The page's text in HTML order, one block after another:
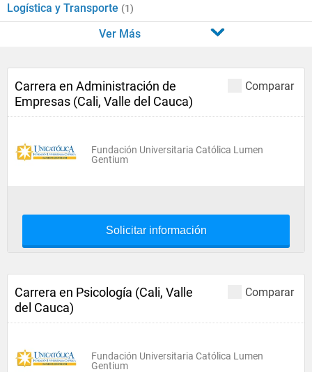
Logística y Transporte (1)
Ver Más
Comparar
Carrera en Administración de
Empresas (Cali, Valle del Cauca)
Fundación Universitaria Católica Lumen
Gentium
Solicitar información
Comparar
Carrera en Psicología (Cali, Valle
del Cauca)
Fundación Universitaria Católica Lumen
Gentium